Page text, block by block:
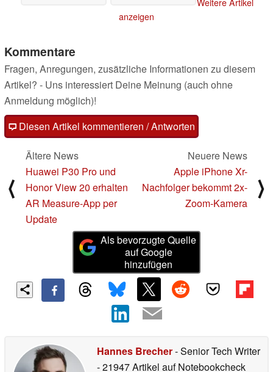
Weitere Artikel
anzeigen
Kommentare
Fragen, Anregungen, zusätzliche Informationen zu diesem
Artikel? - Uns interessiert Deine Meinung (auch ohne
Anmeldung möglich)!
Diesen Artikel kommentieren / Antworten
⟨
Ältere News
Huawei P30 Pro und
Honor View 20 erhalten
AR Measure-App per
Update
Neuere News
Apple iPhone Xr-
Nachfolger bekommt 2x-
Zoom-Kamera
⟩
Als bevorzugte Quelle
auf Google
hinzufügen
Hannes Brecher- Senior Tech Writer
- 21947 Artikel auf Notebookcheck